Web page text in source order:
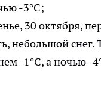
-3°C;
30 октября,
небольшой снег.
-1°C, а ночью -